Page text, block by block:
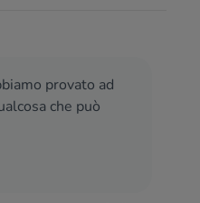
provato ad
che può